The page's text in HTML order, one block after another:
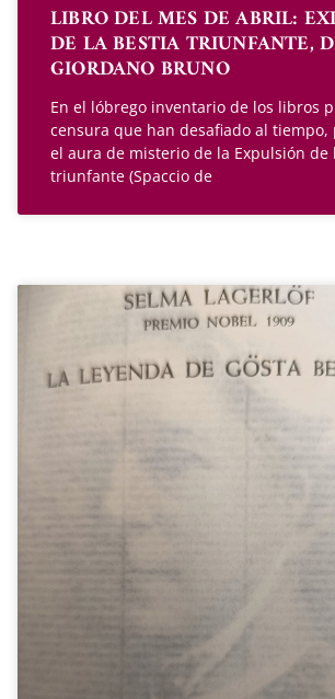
LIBRO DEL MES DE ABRIL:
DE LA BESTIA TRIUNFANTE,
GIORDANO BRUNO
En el lóbrego inventario de los libros
censura que han desafiado al tiempo,
el aura de misterio de la Expulsión de
triunfante (Spaccio de